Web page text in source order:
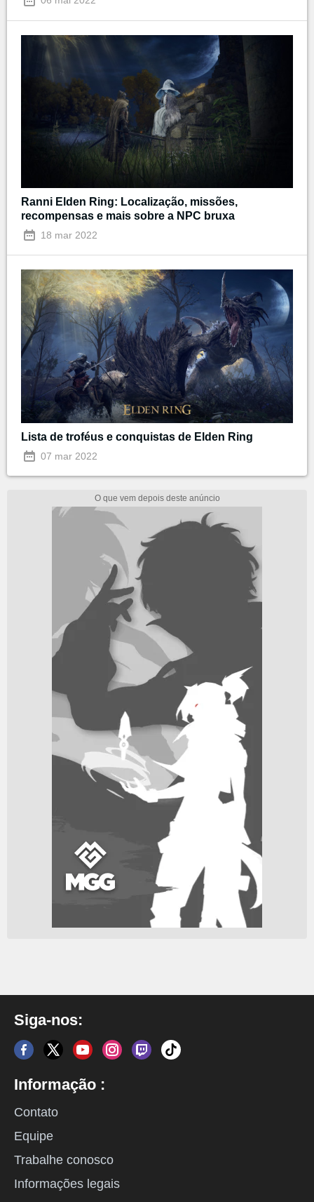
Ranni Elden Ring: Localização, missões,
recompensas e mais sobre a NPC bruxa
18 mar 2022
Lista de troféus e conquistas de Elden Ring
07 mar 2022
Siga-nos:
Informação :
Contato
Equipe
Trabalhe conosco
Informações legais